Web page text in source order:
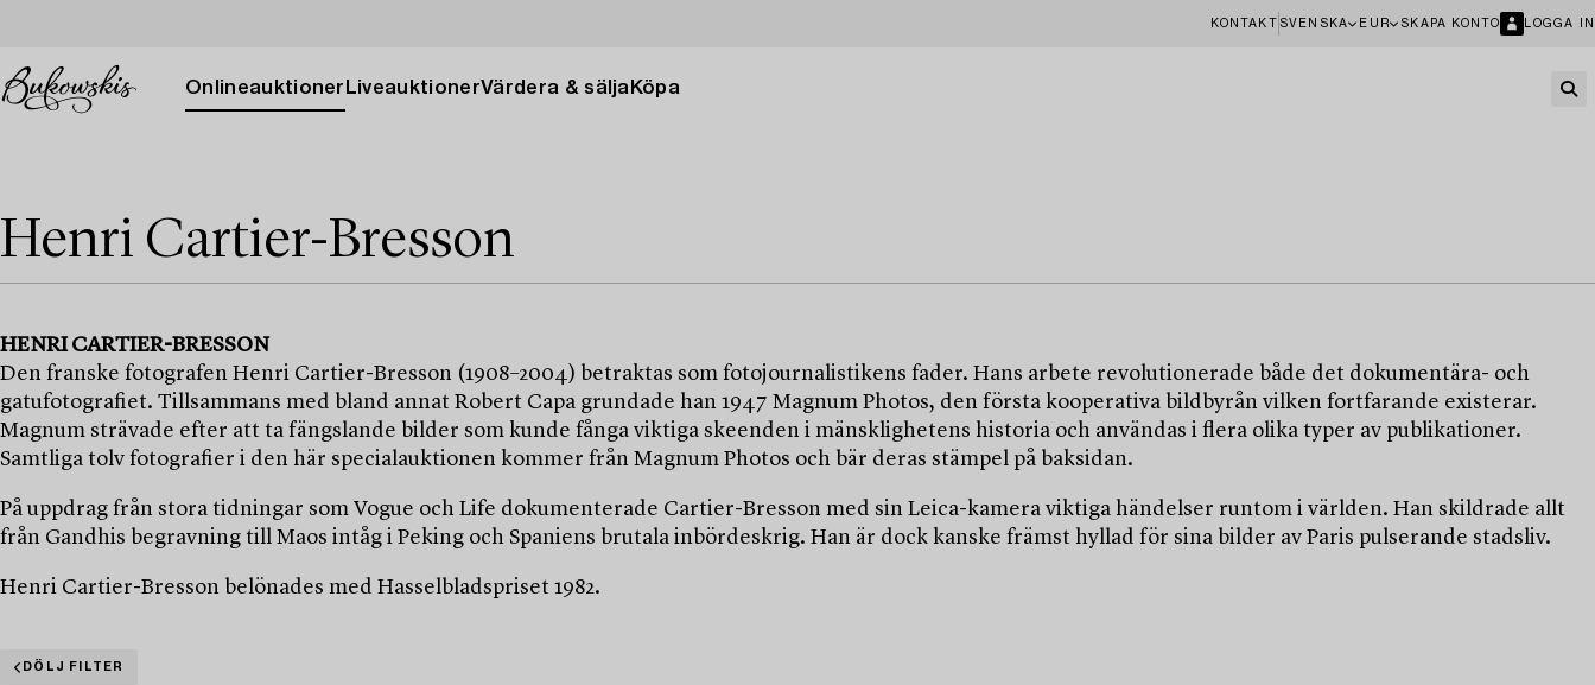
KONTAKT SVENSKA EUR SKAPA KONTO LOGGA IN
Onlineauktioner LiveauktionerVärdera & sälja Köpa
Henri Cartier-Bresson
HENRI CARTIER-BRESSON
Den franske fotografen Henri Cartier-Bresson (1908–2004) betraktas som fotojournalistikens fader. Hans arbete revolutionerade både det dokumentära- och
gatufotografiet. Tillsammans med bland annat Robert Capa grundade han 1947 Magnum Photos, den första kooperativa bildbyrån vilken fortfarande existerar.
Magnum strävade efter att ta fängslande bilder som kunde fånga viktiga skeenden i mänsklighetens historia och användas i flera olika typer av publikationer.
Samtliga tolv fotografier i den här specialauktionen kommer från Magnum Photos och bär deras stämpel på baksidan.
På uppdrag från stora tidningar som Vogue och Life dokumenterade Cartier-Bresson med sin Leica-kamera viktiga händelser runtom i världen. Han skildrade allt
från Gandhis begravning till Maos intåg i Peking och Spaniens brutala inbördeskrig. Han är dock kanske främst hyllad för sina bilder av Paris pulserande stadsliv.
Henri Cartier-Bresson belönades med Hasselbladspriset 1982.
DÖLJ FILTER